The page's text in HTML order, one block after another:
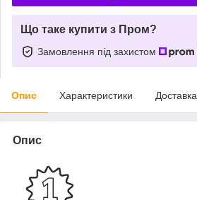
Що таке купити з Пром?
Замовлення під захистом
Опис Характеристики Доставка
Опис